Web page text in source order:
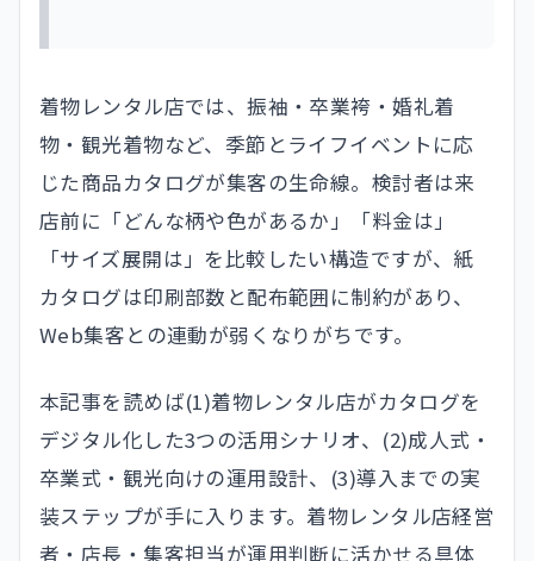
着物レンタル店では、振袖・卒業袴・婚礼着
物・観光着物など、季節とライフイベントに応
じた商品カタログが集客の生命線。検討者は来
店前に「どんな柄や色があるか」「料金は」
「サイズ展開は」を比較したい構造ですが、紙
カタログは印刷部数と配布範囲に制約があり、
Web集客との連動が弱くなりがちです。
本記事を読めば(1)着物レンタル店がカタログを
デジタル化した3つの活用シナリオ、(2)成人式・
卒業式・観光向けの運用設計、(3)導入までの実
装ステップが手に入ります。着物レンタル店経営
者・店長・集客担当が運用判断に活かせる具体